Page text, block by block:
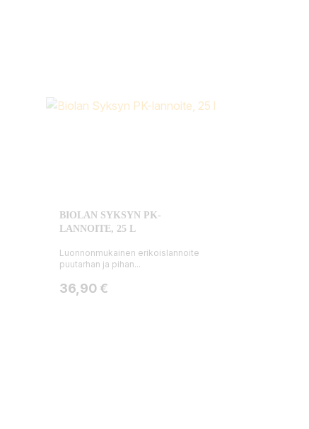
BIOLAN SYKSYN PK-
LANNOITE, 25 L
Luonnonmukainen erikoislannoite
puutarhan ja pihan...
Hinta
36,90 €